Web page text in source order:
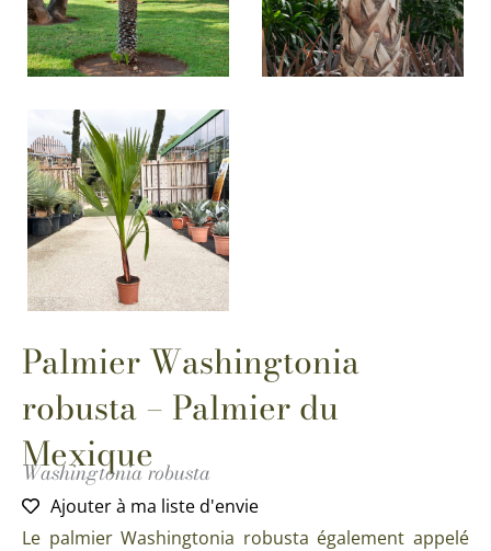
Palmier Washingtonia
robusta – Palmier du
Mexique
Washingtonia robusta
Ajouter à ma liste d'envie
Le palmier Washingtonia robusta également appelé